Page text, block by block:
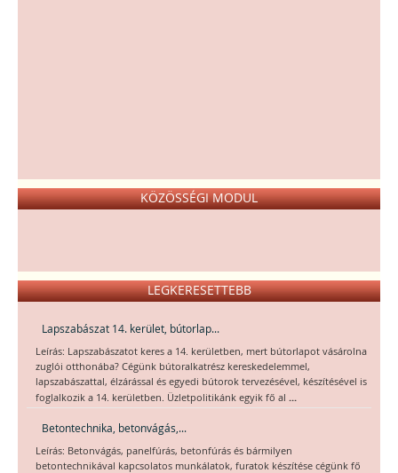
KÖZÖSSÉGI MODUL
LEGKERESETTEBB
Lapszabászat 14. kerület, bútorlap...
Leírás: Lapszabászatot keres a 14. kerületben, mert bútorlapot vásárolna
zuglói otthonába? Cégünk bútoralkatrész kereskedelemmel,
lapszabászattal, élzárással és egyedi bútorok tervezésével, készítésével is
foglalkozik a 14. kerületben. Üzletpolitikánk egyik fő al ...
Betontechnika, betonvágás,...
Leírás: Betonvágás, panelfúrás, betonfúrás és bármilyen
betontechnikával kapcsolatos munkálatok, furatok készítése cégünk fő